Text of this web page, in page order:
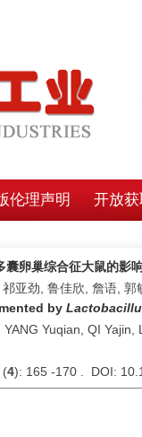
伦理声明 开放
囊卵巢综合征大鼠的影
亚劲, 鲁佳欣, 詹语,
by
Yuqian, QI
(4): 165 -170 . DOI: